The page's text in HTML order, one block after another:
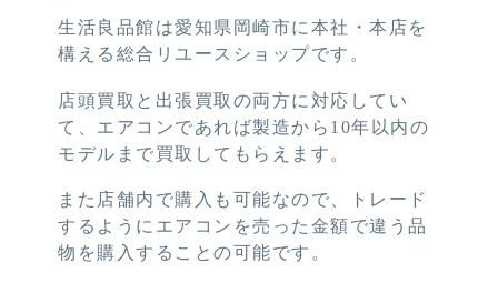
生活良品館は愛知県岡崎市に本社・本店を
構える総合リユースショップです。
店頭買取と出張買取の両方に対応してい
て、エアコンであれば製造から10年以内の
モデルまで買取してもらえます。
また店舗内で購入も可能なので、トレード
するようにエアコンを売った金額で違う品
物を購入することの可能です。